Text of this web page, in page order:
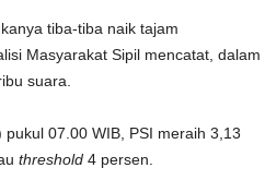
tiba-tiba naik tajam
Masyarakat Sipil mencatat, dalam
suara.
07.00 WIB, PSI meraih 3,13
threshold4 persen.